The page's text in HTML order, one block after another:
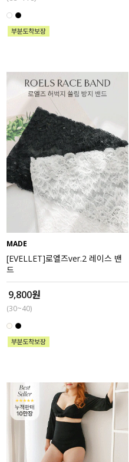
MADE
[EVELLET]로엘즈ver.2 레이스 밴
드
9,800원
(30~40)